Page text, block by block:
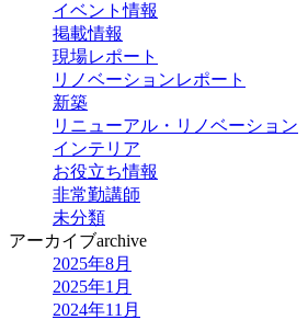
イベント情報
掲載情報
現場レポート
リノベーションレポート
新築
リニューアル・リノベーション
インテリア
お役立ち情報
非常勤講師
未分類
アーカイブarchive
2025年8月
2025年1月
2024年11月